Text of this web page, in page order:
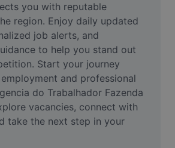
fundo de vídeo
ao Vídeo
you with reputable
region. Enjoy daily updated
job alerts, and
to help you stand out
Start your journey
and professional
do Trabalhador Fazenda
vacancies, connect with
take the next step in your